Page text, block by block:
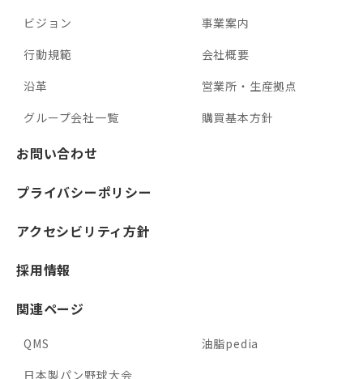
ビジョン
事業案内
行動規範
会社概要
沿革
営業所・生産拠点
グループ会社一覧
購買基本方針
お問い合わせ
プライバシーポリシー
アクセシビリティ方針
採用情報
関連ページ
QMS
油脂pedia
日本製パン野球大会